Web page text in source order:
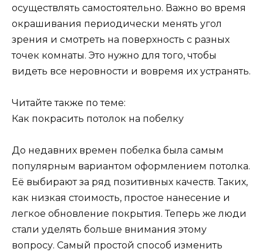
осуществлять самостоятельно. Важно во время
окрашивания периодически менять угол
зрения и смотреть на поверхность с разных
точек комнаты. Это нужно для того, чтобы
видеть все неровности и вовремя их устранять.
Читайте также по теме:
Как покрасить потолок на побелку
До недавних времен побелка была самым
популярным вариантом оформлением потолка.
Её выбирают за ряд позитивных качеств. Таких,
как низкая стоимость, простое нанесение и
легкое обновление покрытия. Теперь же люди
стали уделять больше внимания этому
вопросу. Самый простой способ изменить